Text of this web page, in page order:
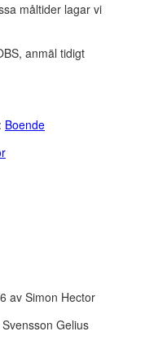
måltider lagar vi
anmäl tidigt
Boende
av Simon Hector
Gelius